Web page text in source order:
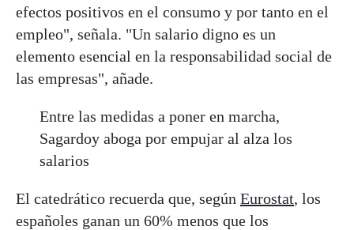
efectos positivos en el consumo y por tanto en el
empleo", señala. "Un salario digno es un
elemento esencial en la responsabilidad social de
las empresas", añade.
Entre las medidas a poner en marcha,
Sagardoy aboga por empujar al alza los
salarios
El catedrático recuerda que, según Eurostat, los
españoles ganan un 60% menos que los